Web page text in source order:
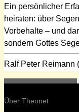
Ein persönlicher
heiraten: über
Vorbehalte – und
sondern Gottes
Ralf Peter Reimann
Über Theonet